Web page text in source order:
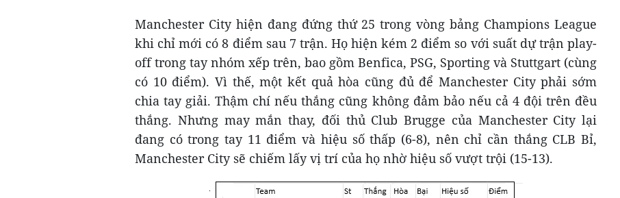
Manchester City hiện đang đứng thứ 25 trong vòng bảng Champions League
khi chỉ mới có 8 điểm sau 7 trận. Họ hiện kém 2 điểm so với suất dự trận play-
off trong tay nhóm xếp trên, bao gồm Benfica, PSG, Sporting và Stuttgart (cùng
có 10 điểm). Vì thế, một kết quả hòa cũng đủ để Manchester City phải sớm
chia tay giải. Thậm chí nếu thắng cũng không đảm bảo nếu cả 4 đội trên đều
thắng. Nhưng may mắn thay, đối thủ Club Brugge của Manchester City lại
đang có trong tay 11 điểm và hiệu số thấp (6-8), nên chỉ cần thắng CLB Bỉ,
Manchester City sẽ chiếm lấy vị trí của họ nhờ hiệu số vượt trội (15-13).